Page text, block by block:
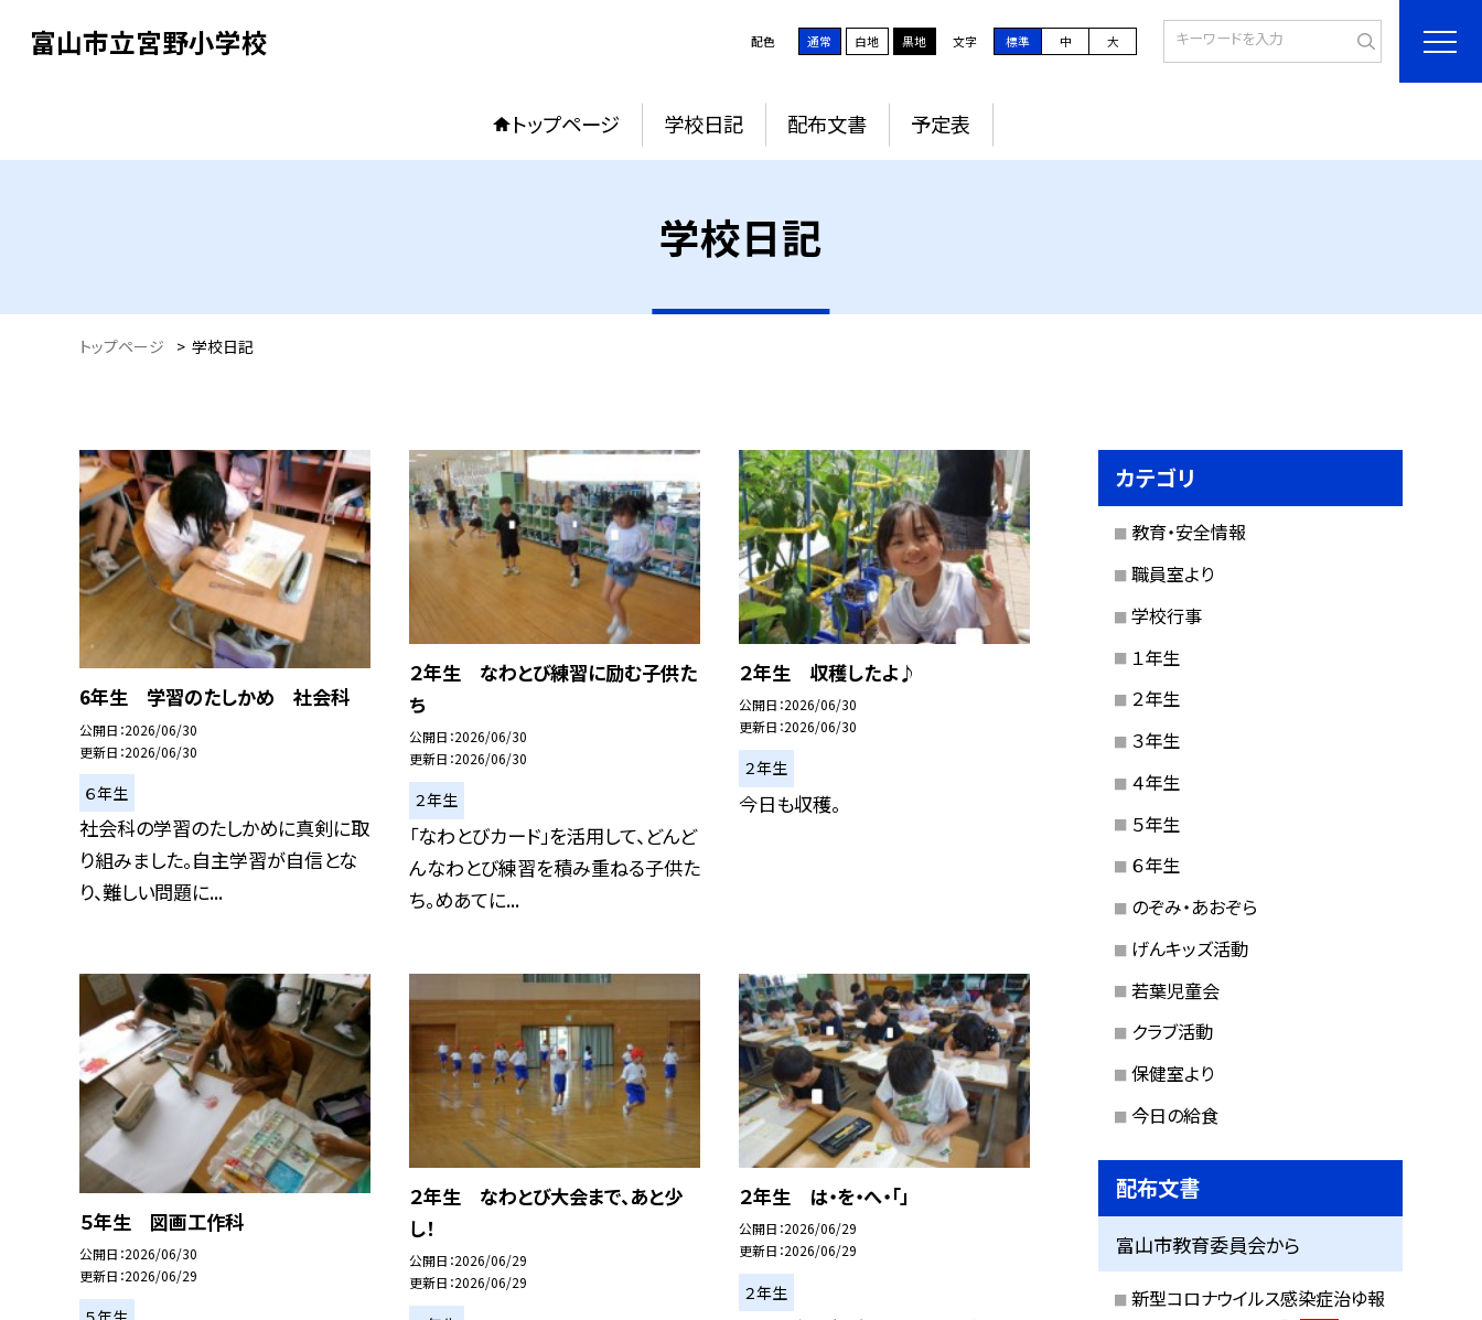
富山市立宮野小学校 配色 通常 白地 黒地 文字 標準 中 大
トップページ 学校日記 配布文書 予定表
学校日記
トップページ > 学校日記
6年生 学習のたしかめ 社会科
公開日 2026/06/30
更新日 2026/06/30
６年生
社会科の学習のたしかめに真剣に取
り組みました。自主学習が自信とな
り、難しい問題に...
２年生 なわとび練習に励む子供た
ち
公開日 2026/06/30
更新日 2026/06/30
２年生
「なわとびカード」を活用して、どんど
んなわとび練習を積み重ねる子供た
ち。めあてに...
２年生 収穫したよ♪
公開日 2026/06/30
更新日 2026/06/30
２年生
今日も収穫。
５年生 図画工作科
公開日 2026/06/30
更新日 2026/06/29
２年生 なわとび大会まで、あと少
し！
公開日 2026/06/29
更新日 2026/06/29
２年生 は・を・へ・「」
公開日 2026/06/29
更新日 2026/06/29
２年生
カテゴリ
教育・安全情報
職員室より
学校行事
１年生
２年生
３年生
４年生
５年生
６年生
のぞみ・あおぞら
げんキッズ活動
若葉児童会
クラブ活動
保健室より
今日の給食
配布文書
富山市教育委員会から
新型コロナウイルス感染症治ゆ報